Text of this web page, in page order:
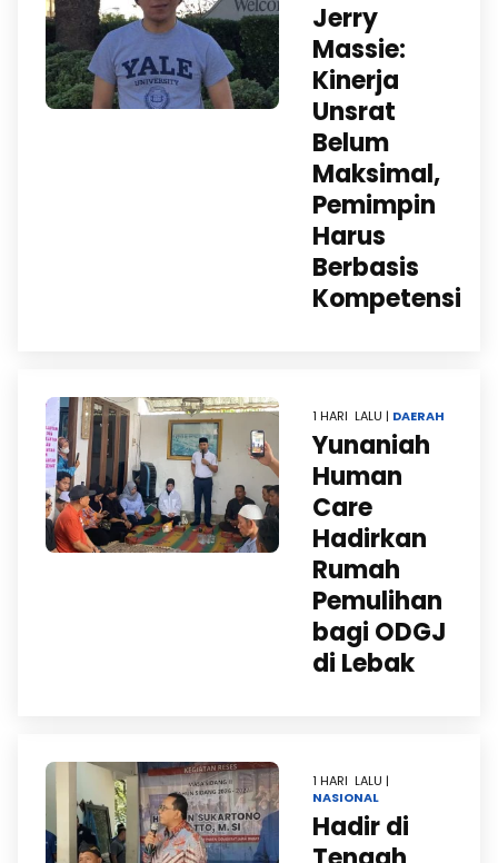
Jerry
Massie:
Kinerja
Unsrat
Belum
Maksimal,
Pemimpin
Harus
Berbasis
Kompetensi
1 HARI LALU | DAERAH
Yunaniah
Human
Care
Hadirkan
Rumah
Pemulihan
bagi ODGJ
di Lebak
1 HARI LALU |
NASIONAL
Hadir di